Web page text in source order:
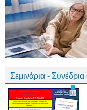
Σεμινάρια -